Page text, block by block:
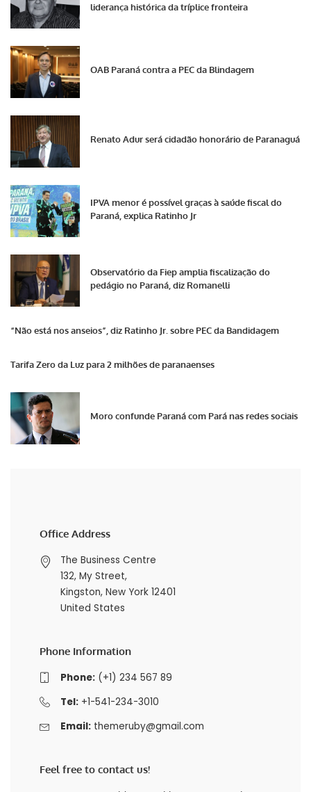
liderança histórica da tríplice fronteira
OAB Paraná contra a PEC da Blindagem
Renato Adur será cidadão honorário de Paranaguá
IPVA menor é possível graças à saúde fiscal do
Paraná, explica Ratinho Jr
Observatório da Fiep amplia fiscalização do
pedágio no Paraná, diz Romanelli
“Não está nos anseios”, diz Ratinho Jr. sobre PEC da Bandidagem
Tarifa Zero da Luz para 2 milhões de paranaenses
Moro confunde Paraná com Pará nas redes sociais
Office Address
The Business Centre
132, My Street,
Kingston, New York 12401
United States
Phone Information
Phone:(+1) 234 567 89
Tel:+1-541-234-3010
Email: themeruby@gmail.com
Feel free to contact us!